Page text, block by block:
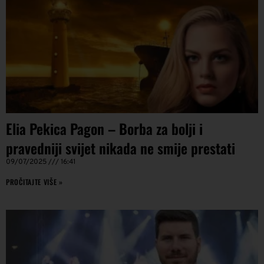
Elia Pekica Pagon – Borba za bolji i
pravedniji svijet nikada ne smije prestati
09/07/2025 16:41
PROČITAJTE VIŠE »